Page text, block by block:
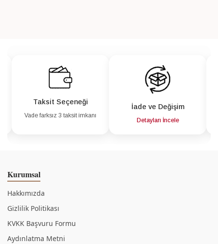
Taksit Seçeneği
Vade farksız 3 taksit imkanı
İade ve Değişim
Detayları İncele
Kurumsal
Hakkımızda
Gizlilik Politikası
KVKK Başvuru Formu
Aydınlatma Metni